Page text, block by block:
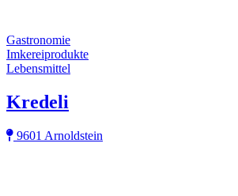
Gastronomie
Imkereiprodukte
Lebensmittel
Kredeli
9601 Arnoldstein